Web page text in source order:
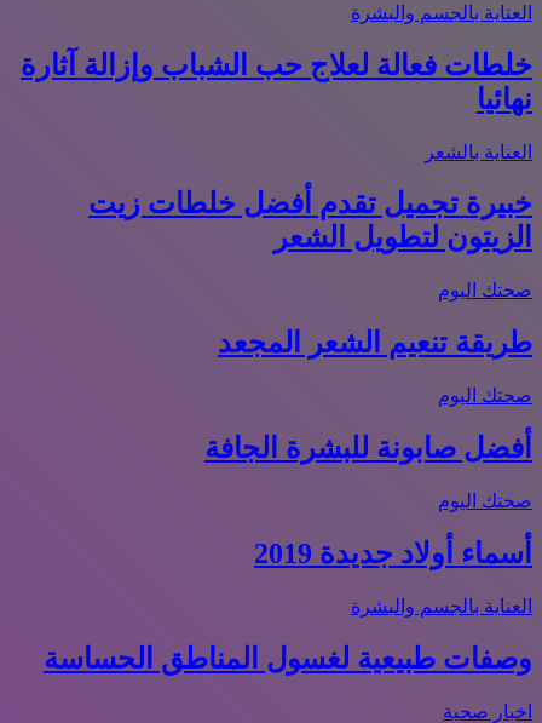
العناية بالجسم والبشرة
خلطات فعالة لعلاج حب الشباب وإزالة آثارة
نهائيا
العناية بالشعر
خبيرة تجميل تقدم أفضل خلطات زيت
الزيتون لتطويل الشعر
صحتك اليوم
طريقة تنعيم الشعر المجعد
صحتك اليوم
أفضل صابونة للبشرة الجافة
صحتك اليوم
أسماء أولاد جديدة 2019
العناية بالجسم والبشرة
وصفات طبيعية لغسول المناطق الحساسة
اخبار صحية